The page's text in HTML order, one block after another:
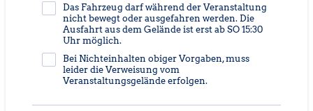
Das Fahrzeug darf während der Veranstaltung
nicht bewegt oder ausgefahren werden. Die
Ausfahrt aus dem Gelände ist erst ab SO 15:30
Uhr möglich.
Bei Nichteinhalten obiger Vorgaben, muss
leider die Verweisung vom
Veranstaltungsgelände erfolgen.